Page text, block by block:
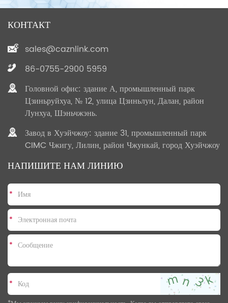
КОНТАКТ
sales@caznlink.com
86-0755-2900 5959
Головной офис: здание А, промышленный парк
Цзиньруйхуа, № 12, улица Цзиньлун, Далан, район
Лунхуа, Шэньчжэнь.
Завод в Хуэйчжоу: здание 31, промышленный парк
CIMC Чжигу, Лилин, район Чжункай, город Хуэйчжоу
НАПИШИТЕ НАМ ЛИНИЮ
*
*
*
*